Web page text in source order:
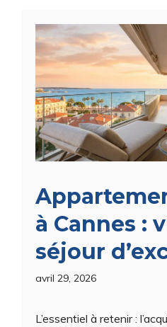
à Cannes :
séjour
avril 29, 2026
L’essentiel à retenir :